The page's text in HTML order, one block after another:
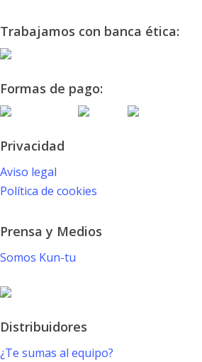
Trabajamos con banca ética:
Formas de pago:
Privacidad
Aviso legal
Política de cookies
Prensa y Medios
Somos Kun-tu
Distribuidores
¿Te sumas al equipo?